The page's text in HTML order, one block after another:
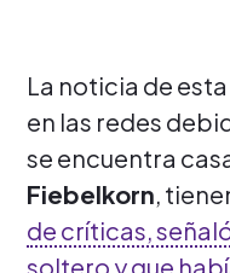
La noticia de
en las redes
se encuentra
Fiebelkorn,
de críticas,
soltero y que